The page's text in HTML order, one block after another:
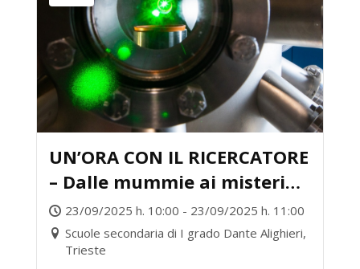
UN’ORA CON IL RICERCATORE
– Dalle mummie ai misteri
dell’universo: l’avventura
degli acceleratori di
particelle
23/09/2025 h. 10:00 - 23/09/2025 h. 11:00
Scuole secondaria di I grado Dante Alighieri,
Trieste